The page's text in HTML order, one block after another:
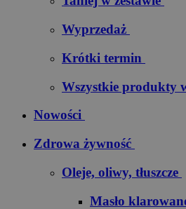
Wyprzedaż
Krótki termin
Wszystkie produkty
Nowości
Zdrowa żywność
Oleje, oliwy, tłuszcze
Masło